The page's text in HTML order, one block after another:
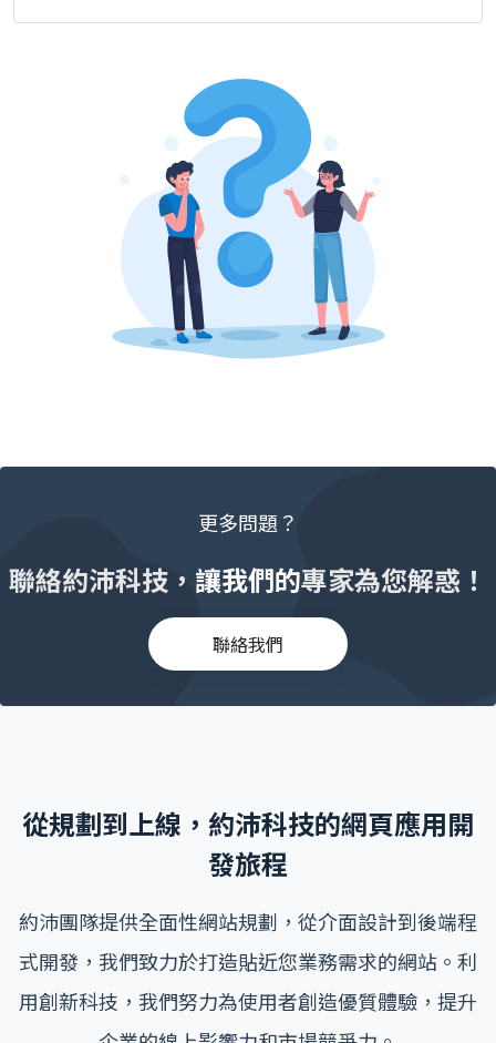
更多問題？
聯絡約沛科技，讓我們的專家為您解惑！
聯絡我們
從規劃到上線，約沛科技的網頁應用開
發旅程
約沛團隊提供全面性網站規劃，從介面設計到後端程
式開發，我們致力於打造貼近您業務需求的網站。利
用創新科技，我們努力為使用者創造優質體驗，提升